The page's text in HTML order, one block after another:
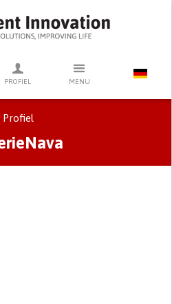
PROFIEL MENU
UM DIE SUCHE ZU STARTEN
Profiel